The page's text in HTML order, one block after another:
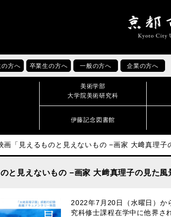
の方へ 卒業生の方へ 一般の方へ 企業の方へ
美術学部
大学院美術研究科
伊藤記念図書館
画「見えるものと見えないもの −画家 大﨑真理子
と見えないもの −画家 大﨑真理子の見た風
2022年7月20日（水曜日）か
究科修士課程在学中に他界さ